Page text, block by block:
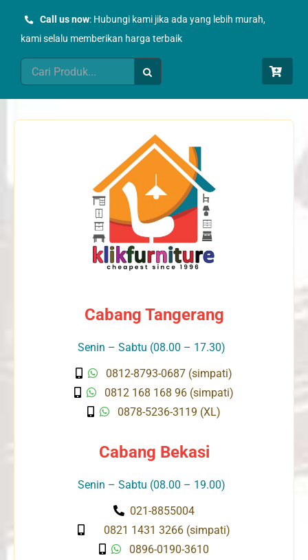
Call us now: Hubungi kami jika ada yang lebih murah,
kami selalu memberikan harga terbaik
Search
for:
Cabang Tangerang
Senin – Sabtu (08.00 – 17.30)
0812-8793-0687 (simpati)
0812 168 168 96 (simpati)
0878-5236-3119 (XL)
Cabang Bekasi
Senin – Sabtu (08.00 – 19.00)
021-8855004
0821 1431 3266 (simpati)
0896-0190-3610